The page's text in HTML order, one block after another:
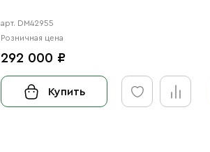
арт. DM42955
Розничная цена
292 000 ₽
Купить